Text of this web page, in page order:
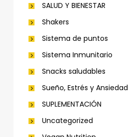
SALUD Y BIENESTAR
Shakers
Sistema de puntos
Sistema Inmunitario
Snacks saludables
Sueño, Estrés y Ansiedad
SUPLEMENTACIÓN
Uncategorized